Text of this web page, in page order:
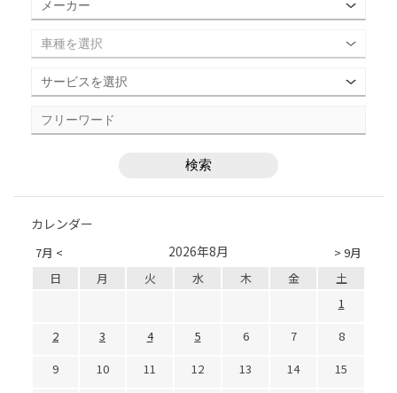
カレンダー
7月 < > 9月
2026年8月
日 月 火 水 木 金
土
1
2
3 4 5 6 7
8
9
10 11 12 13 14
15